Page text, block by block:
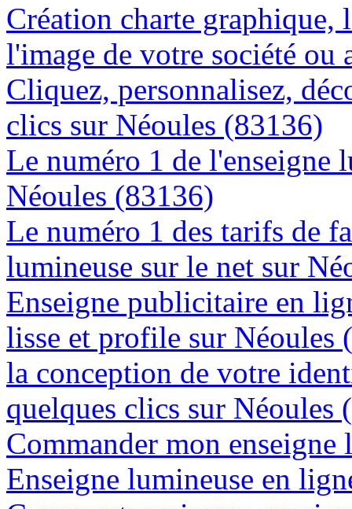
Création charte graphique,
l'image de votre société
Cliquez, personnalisez,
clics sur Néoules (83136)
Le numéro 1 de l'enseigne
Néoules (83136)
Le numéro 1 des tarifs de
lumineuse sur le net sur
Enseigne publicitaire en
lisse et profile sur Néoules
la conception de votre
quelques clics sur Néoules
Commander mon
Enseigne lumineuse en